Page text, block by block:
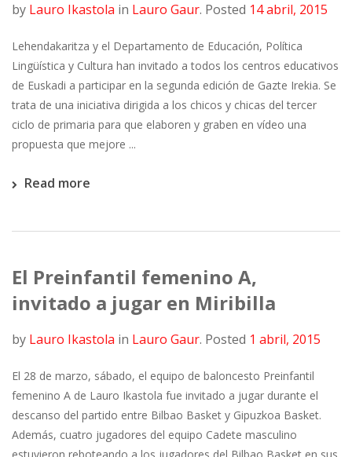
by Lauro Ikastola in Lauro Gaur. Posted 14 abril, 2015
Lehendakaritza y el Departamento de Educación, Política
Lingüística y Cultura han invitado a todos los centros educativos
de Euskadi a participar en la segunda edición de Gazte Irekia. Se
trata de una iniciativa dirigida a los chicos y chicas del tercer
ciclo de primaria para que elaboren y graben en vídeo una
propuesta que mejore ...
Read more
El Preinfantil femenino A,
invitado a jugar en Miribilla
by Lauro Ikastola in Lauro Gaur. Posted 1 abril, 2015
El 28 de marzo, sábado, el equipo de baloncesto Preinfantil
femenino A de Lauro Ikastola fue invitado a jugar durante el
descanso del partido entre Bilbao Basket y Gipuzkoa Basket.
Además, cuatro jugadores del equipo Cadete masculino